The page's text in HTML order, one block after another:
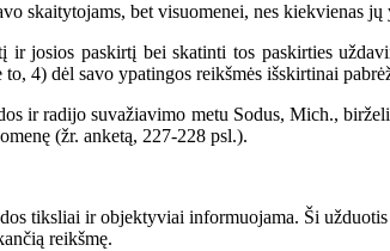
skaitytojams, bet visuomenei, nes kiekvienas
josios paskirtį bei skatinti tos paskirties
4) dėl savo ypatingos reikšmės išskirtinai
ir radijo suvažiavimo metu Sodus, Mich.,
(žr. anketą, 227-228 psl.).
tiksliai ir objektyviai informuojama. Ši
reikšmę.